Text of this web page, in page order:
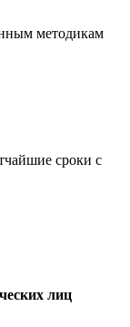
методикам
сроки с
лиц